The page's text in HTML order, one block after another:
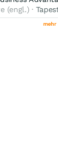
(engl.) ·
mehr